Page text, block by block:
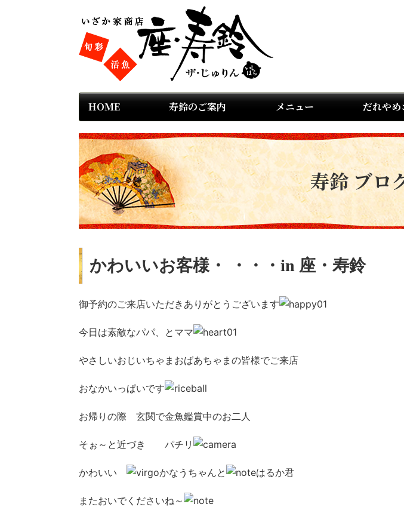
HOME 寿鈴のご案内 メニュー だれやめ
寿鈴 ブロ
かわいいお客様・ ・・・in 座・寿鈴
御予約のご来店いただきありがとうございます
今日は素敵なパパ、とママ
やさしいおじいちゃまおばあちゃまの皆様でご来店
おなかいっぱいです
お帰りの際 玄関で金魚鑑賞中のお二人
そぉ～と近づき パチリ
かわいい かなうちゃんと はるか君
またおいでくださいね～